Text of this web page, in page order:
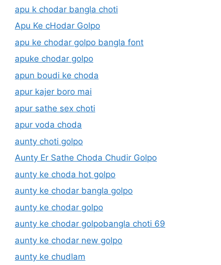
apu k chodar bangla choti
Apu Ke cHodar Golpo
apu ke chodar golpo bangla font
apuke chodar golpo
apun boudi ke choda
apur kajer boro mai
apur sathe sex choti
apur voda choda
aunty choti golpo
Aunty Er Sathe Choda Chudir Golpo
aunty ke choda hot golpo
aunty ke chodar bangla golpo
aunty ke chodar golpo
aunty ke chodar golpobangla choti 69
aunty ke chodar new golpo
aunty ke chudlam